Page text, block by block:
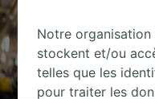
Notre
stockent et/ou
telles que les
pour traiter les